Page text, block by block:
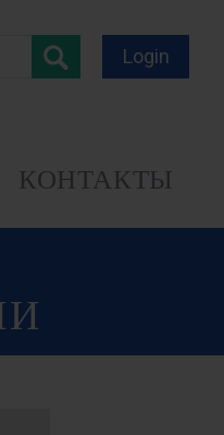
Login
КОНТАКТЫ